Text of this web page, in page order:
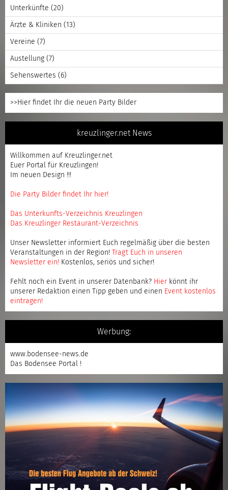
Unterkünfte (20)
Ärzte & Kliniken (13)
Vereine (7)
Austellung (7)
Sehenswertes (6)
>>Hier findet Ihr die neuen Party Bilder
kreuzlinger.net News
Willkommen auf Kreuzlinger.net
Euer Portal für Kreuzlingen!
Im neuen Design !!!
Die Party Bilder findet Ihr hier!
Das Unterkunfts-Verzeichnis Kreuzlingen
Das Kreuzlinger Restaurant-Verzeichnis
Unser Newsletter informiert Euch regelmäßig über die besten
Veranstaltungen in der Region!
Tragt Euch in unseren
Newsletter ein! Kostenlos, seriös und sicher!
Fehlt noch ein Event in unserer Datenbank? Hier könnt ihr
unserer Redaktion einen Tipp geben und einen Event kostenlos
eintragen!
Werbung:
www.bodensee-news.de
Das Bodensee Portal !